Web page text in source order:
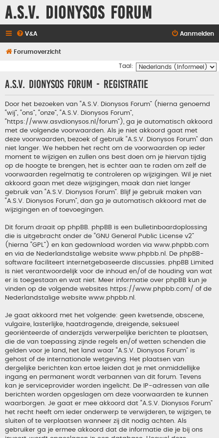
A.S.V. Dionysos Forum
V&A Aanmelden
Forumoverzicht
Taal:
A.S.V. Dionysos Forum - Registratie
Door het bezoeken van “A.S.V. Dionysos Forum” (hierna genoemd
“wij”, “ons”, “onze”, “A.S.V. Dionysos Forum”,
“https://www.asvdionysos.nl/forum”), ga je automatisch akkoord
met de volgende voorwaarden. Als je niet akkoord gaat met
deze voorwaarden, bezoek of gebruik “A.S.V. Dionysos Forum” dan
niet langer. We hebben het recht om de voorwaarden op ieder
moment te wijzigen en zullen ons best doen om je hiervan tijdig
op de hoogte te brengen, het is echter aan te raden om zelf de
voorwaarden regelmatig te controleren op wijzigingen. Wil je niet
akkoord gaan met deze wijzigingen, maak dan niet langer
gebruik van “A.S.V. Dionysos Forum”. Blijf je gebruik maken van
“A.S.V. Dionysos Forum”, dan ga je automatisch akkoord met de
wijzigingen en of toevoegingen.
Dit forum draait op phpBB. phpBB is een bulletinboardoplossing
die is uitgebracht onder de “GNU General Public License v2”
(hierna “GPL”) en kan gedownload worden via www.phpbb.com
en via de Nederlandstalige website www.phpbb.nl . De phpBB-
software faciliteert internetgebaseerde discussies. phpBB Limited
is niet verantwoordelijk voor de inhoud en/of de houding van wat
er is toegestaan en wat niet. Meer informatie over phpBB kun je
vinden op de volgende websites https://www.phpbb.com/ of de
Nederlandstalige website www.phpbb.nl
Je gaat akkoord met het volgende: geen kwetsende, obscene,
vulgaire, lasterlijke, haatdragende, dreigende, seksueel
georiënteerde of anderzijds verwerpelijke berichten te plaatsen,
die de van toepassing zijnde regels en/of wetten schenden die
gelden voor je land, het land waar “A.S.V. Dionysos Forum” is
gehost of de internationale wetgeving. Het plaatsen van
dergelijke berichten kan ertoe leiden dat je met onmiddellijke
ingang en permanent wordt verbannen van dit forum. Tevens
kan je serviceprovider worden ingelicht. De IP-adressen van alle
berichten worden opgeslagen om deze voorwaarden te kunnen
waarborgen. Je gaat er mee akkoord dat “A.S.V. Dionysos Forum”
het recht heeft om ieder onderwerp te verwijderen, te wijzigen, te
sluiten of te verplaatsen wanneer zij dit nodig achten. Als
gebruiker ga je ermee akkoord dat de informatie die je bij ons